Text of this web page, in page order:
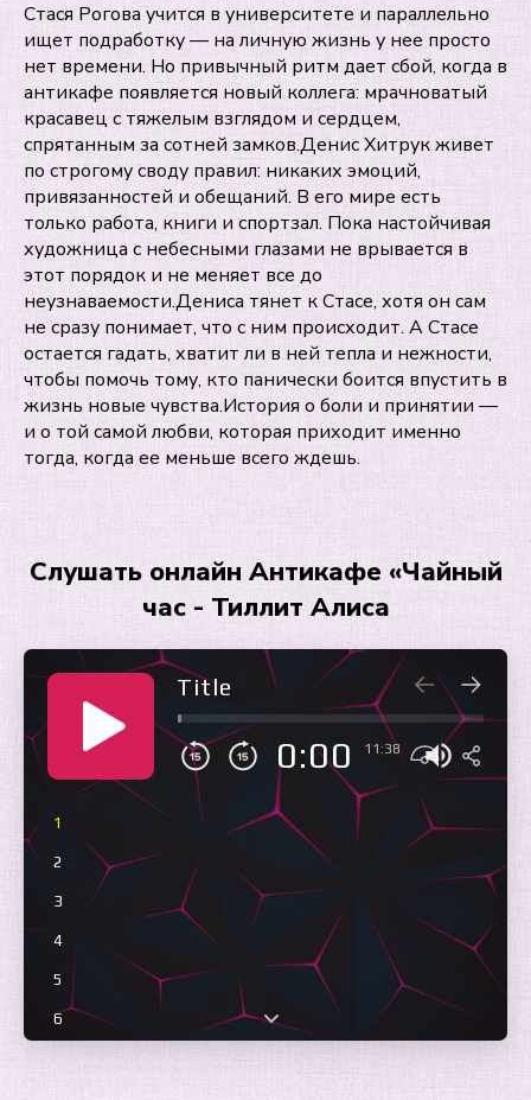
Стася Рогова учится в университете и параллельно
ищет подработку — на личную жизнь у нее просто
нет времени. Но привычный ритм дает сбой, когда в
антикафе появляется новый коллега: мрачноватый
красавец с тяжелым взглядом и сердцем,
спрятанным за сотней замков.Денис Хитрук живет
по строгому своду правил: никаких эмоций,
привязанностей и обещаний. В его мире есть
только работа, книги и спортзал. Пока настойчивая
художница с небесными глазами не врывается в
этот порядок и не меняет все до
неузнаваемости.Дениса тянет к Стасе, хотя он сам
не сразу понимает, что с ним происходит. А Стасе
остается гадать, хватит ли в ней тепла и нежности,
чтобы помочь тому, кто панически боится впустить в
жизнь новые чувства.История о боли и принятии —
и о той самой любви, которая приходит именно
тогда, когда ее меньше всего ждешь.
Слушать онлайн Антикафе «Чайный
час - Тиллит Алиса
Title
0:00 11:38
1
2
3
4
5
6